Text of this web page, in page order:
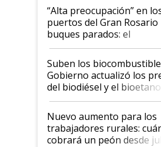
“Alta preocupación” en
puertos del Gran
buques parados: el
funcionamiento de las
exportadoras en tensión
la medida de fuerza de los
prácticos
Suben los
Gobierno actualizó los
del biodiésel y el bioetanol
Nuevo aumento para los
trabajadores rurales:
cobrará un peón desde